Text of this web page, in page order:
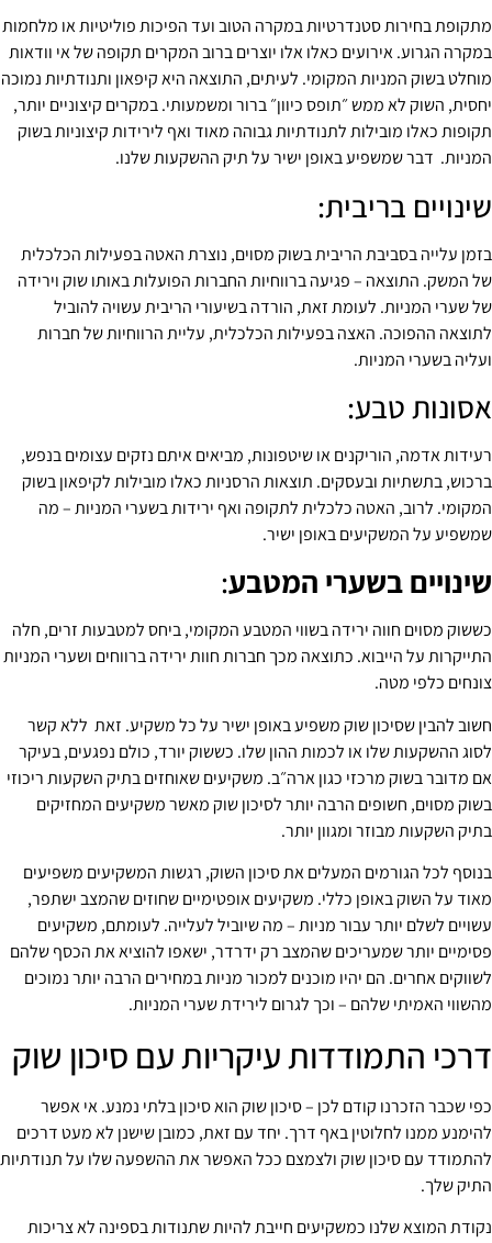
מתקופת בחירות סטנדרטיות במקרה הטוב ועד הפיכות פוליטיות או מלחמות
במקרה הגרוע. אירועים כאלו אלו יוצרים ברוב המקרים תקופה של אי וודאות
מוחלט בשוק המניות המקומי. לעיתים, התוצאה היא קיפאון ותנודתיות נמוכה
יחסית, השוק לא ממש ״תופס כיוון״ ברור ומשמעותי. במקרים קיצוניים יותר,
תקופות כאלו מובילות לתנודתיות גבוהה מאוד ואף לירידות קיצוניות בשוק
המניות. דבר שמשפיע באופן ישיר על תיק ההשקעות שלנו.
שינויים בריבית:
בזמן עלייה בסביבת הריבית בשוק מסוים, נוצרת האטה בפעילות הכלכלית
של המשק. התוצאה – פגיעה ברווחיות החברות הפועלות באותו שוק וירידה
של שערי המניות. לעומת זאת, הורדה בשיעורי הריבית עשויה להוביל
לתוצאה ההפוכה. האצה בפעילות הכלכלית, עליית הרווחיות של חברות
ועליה בשערי המניות.
אסונות טבע:
רעידות אדמה, הוריקנים או שיטפונות, מביאים איתם נזקים עצומים בנפש,
ברכוש, בתשתיות ובעסקים. תוצאות הרסניות כאלו מובילות לקיפאון בשוק
המקומי. לרוב, האטה כלכלית לתקופה ואף ירידות בשערי המניות – מה
שמשפיע על המשקיעים באופן ישיר.
שינויים בשערי המטבע:
כששוק מסוים חווה ירידה בשווי המטבע המקומי, ביחס למטבעות זרים, חלה
התייקרות על הייבוא. כתוצאה מכך חברות חוות ירידה ברווחים ושערי המניות
צונחים כלפי מטה.
חשוב להבין שסיכון שוק משפיע באופן ישיר על כל משקיע. זאת ללא קשר
לסוג ההשקעות שלו או לכמות ההון שלו. כששוק יורד, כולם נפגעים, בעיקר
אם מדובר בשוק מרכזי כגון ארה״ב. משקיעים שאוחזים בתיק השקעות ריכוזי
בשוק מסוים, חשופים הרבה יותר לסיכון שוק מאשר משקיעים המחזיקים
בתיק השקעות מבוזר ומגוון יותר.
בנוסף לכל הגורמים המעלים את סיכון השוק, רגשות המשקיעים משפיעים
מאוד על השוק באופן כללי. משקיעים אופטימיים שחוזים שהמצב ישתפר,
עשויים לשלם יותר עבור מניות – מה שיוביל לעלייה. לעומתם, משקיעים
פסימיים יותר שמעריכים שהמצב רק ידרדר, ישאפו להוציא את הכסף שלהם
לשווקים אחרים. הם יהיו מוכנים למכור מניות במחירים הרבה יותר נמוכים
מהשווי האמיתי שלהם – וכך לגרום לירידת שערי המניות.
דרכי התמודדות עיקריות עם סיכון שוק
כפי שכבר הזכרנו קודם לכן – סיכון שוק הוא סיכון בלתי נמנע. אי אפשר
להימנע ממנו לחלוטין באף דרך. יחד עם זאת, כמובן שישנן לא מעט דרכים
להתמודד עם סיכון שוק ולצמצם ככל האפשר את ההשפעה שלו על תנודתיות
התיק שלך.
נקודת המוצא שלנו כמשקיעים חייבת להיות שתנודות בספינה לא צריכות